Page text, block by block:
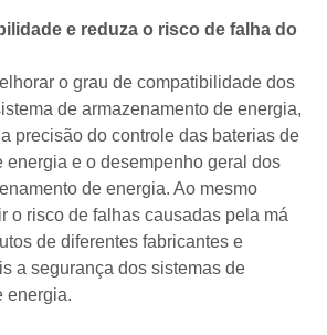
e reduza o risco de falha do
o grau de compatibilidade dos
de armazenamento de energia,
precisão do controle das baterias de
energia e o desempenho geral dos
de energia. Ao mesmo
o risco de falhas causadas pela má
de diferentes fabricantes e
a segurança dos sistemas de
energia.